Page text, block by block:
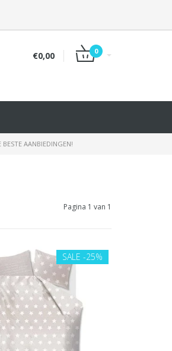
€0,00 0
BESTE AANBIEDINGEN!
Pagina 1 van 1
SALE -25%